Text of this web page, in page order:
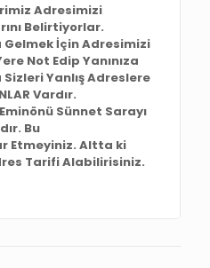
Adresimizi
Belirtiyorlar.
Gelmek İçin Adresimizi
Not Edip Yanınıza
Sizleri Yanlış Adreslere
Vardır.
Sünnet Sarayı
Bu
Etmeyiniz. Altta ki
Tarifi Alabilirisiniz.